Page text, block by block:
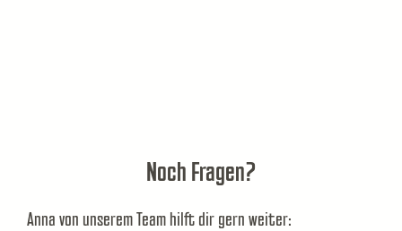
Noch Fragen?
Anna von unserem Team hilft dir gern weiter: